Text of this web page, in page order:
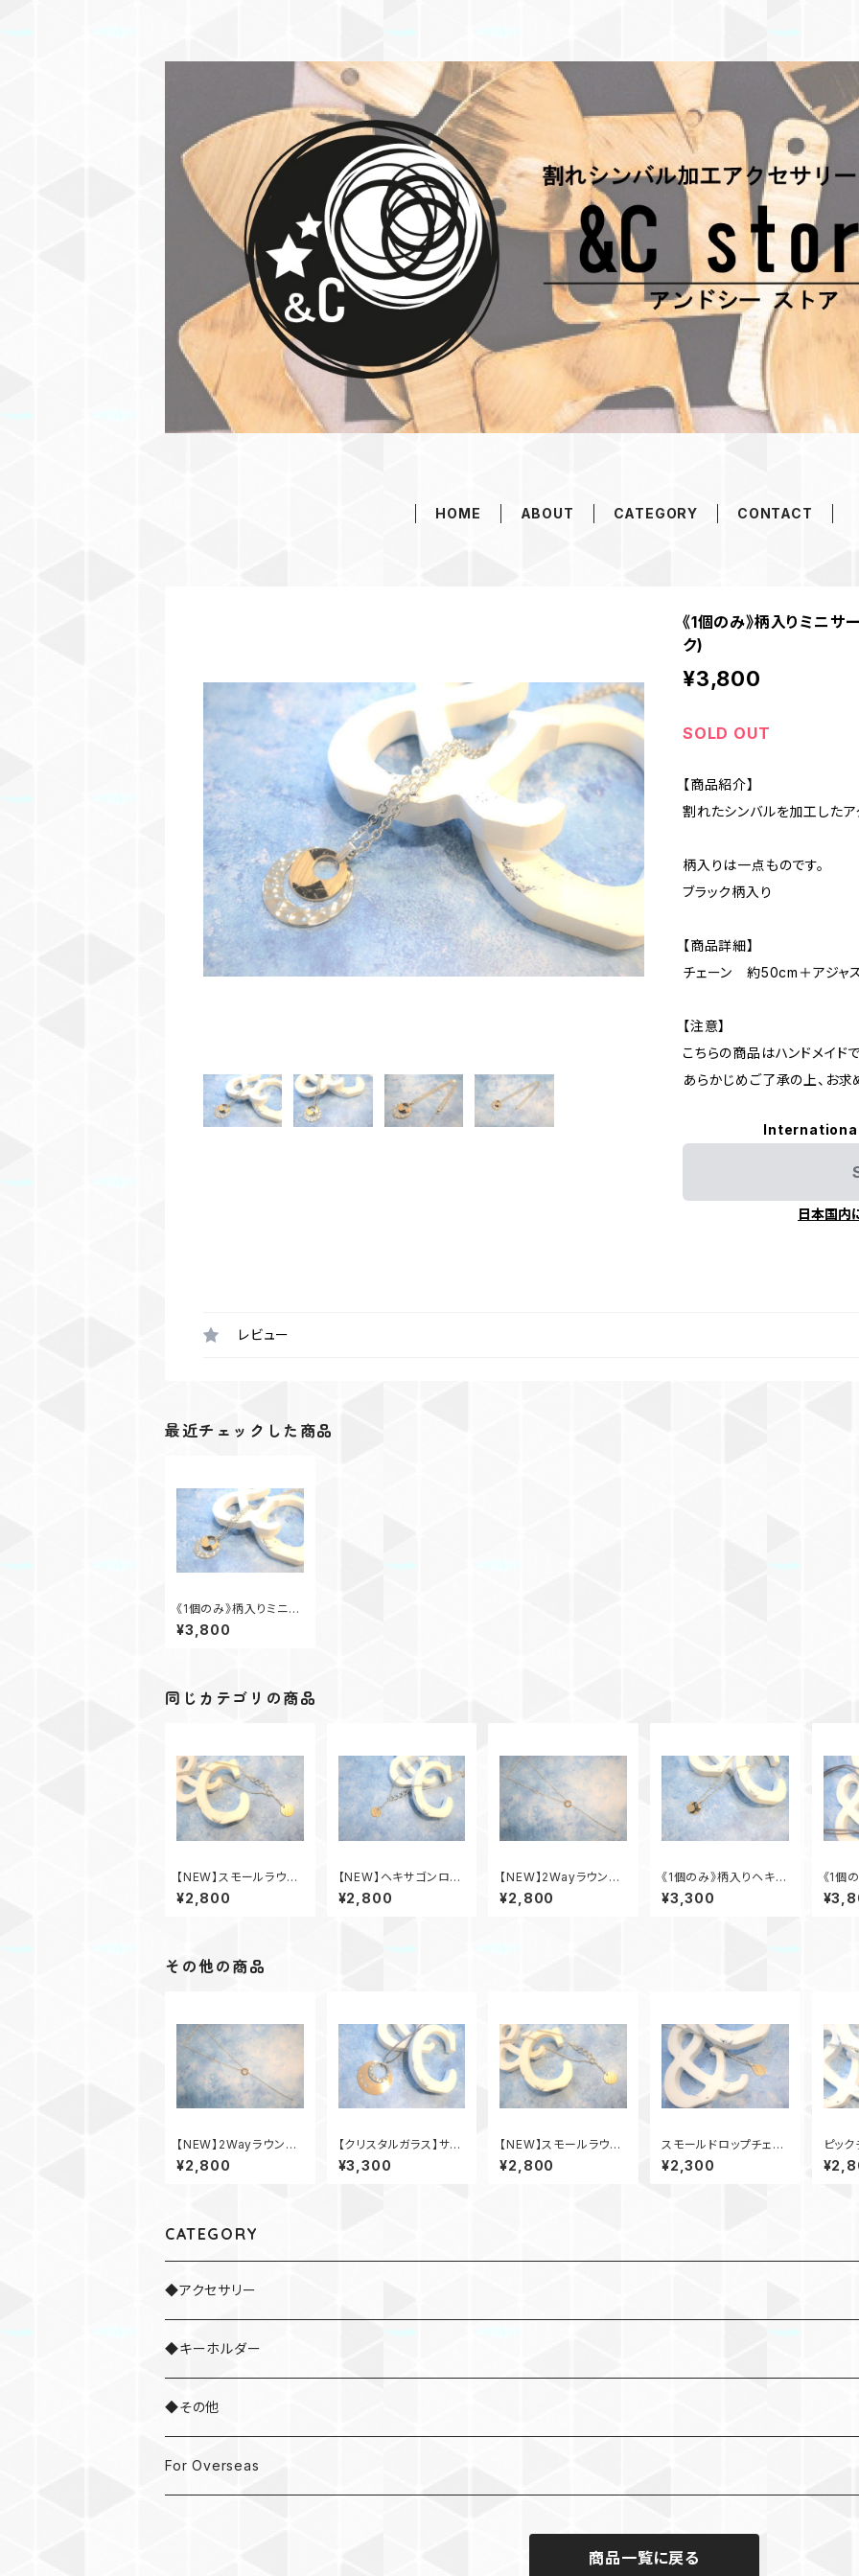
HOME ABOUT CATEGORY CONTACT
《1個のみ》柄入りミニサ
ク)
¥3,800
SOLD OUT
【商品紹介】
割れたシンバルを加工したア
柄入りは一点ものです。
ブラック柄入り
【商品詳細】
チェーン 約50cm＋アジャ
【注意】
こちらの商品はハンドメイド
あらかじめご了承の上、お求
日本国内
レビュー
最近チェックした商品
《1個のみ》柄入りミニサ
ークルチェーンネックレ
ス(ブラック)
¥3,800
同じカテゴリの商品
【NEW】スモールラウン
ドサークルロングネック
レス
¥2,800
【NEW】ヘキサゴンロン
グネックレス
¥2,800
【NEW】2Wayラウンド
サークルネックレス
¥2,800
《1個のみ》柄入りヘキサ
ゴンチェーンネックレス
¥3,300
《1個
ル革
ラック)
その他の商品
【NEW】2Wayラウンド
サークルネックレス
¥2,800
【クリスタルガラス】サー
クル革ひもネックレス
¥3,300
【NEW】スモールラウン
ドサークルロングネック
レス
¥2,800
スモールドロップチェー
ンネックレス
¥2,300
ピッ
ス
CATEGORY
◆アクセサリー
・ネックレス
・ブレスレット
・ネクタイピン
◆キーホルダー
◆その他
・ドラムスティック
For Overseas
商品一覧に戻る